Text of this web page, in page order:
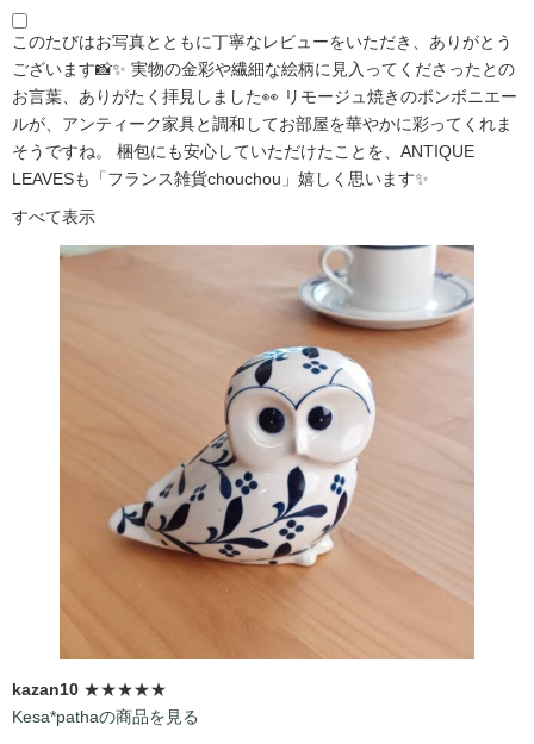
このたびはお写真とともに丁寧なレビューをいただき、ありがとう
ございます📸✨ 実物の金彩や繊細な絵柄に見入ってくださったとの
お言葉、ありがたく拝見しました👀 リモージュ焼きのボンボニエー
ルが、アンティーク家具と調和してお部屋を華やかに彩ってくれま
そうですね。 梱包にも安心していただけたことを、ANTIQUE
LEAVESも「フランス雑貨chouchou」嬉しく思います✨
すべて表示
kazan10 ★★★★★
Kesa*pathaの商品を見る